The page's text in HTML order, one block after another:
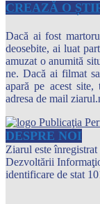
CREAZĂ O
Dacă ai fost
deosebite, ai luat
amuzat o anumită
ne. Dacă ai filmat
apară pe acest
adresa de mail
DESPRE NOI
Ziarul este
Dezvoltării
identificare de stat